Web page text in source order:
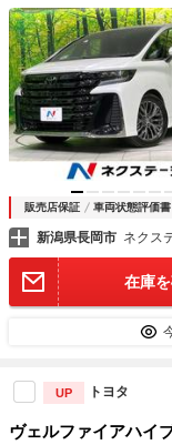
全周囲カメラ 禁煙
ョン ＥＴＣ Ｂｌ
ト
販売店保証 車両状態評価書
新潟県長岡市 ネクス
在庫
UP トヨタ
ヴェルファイアハ